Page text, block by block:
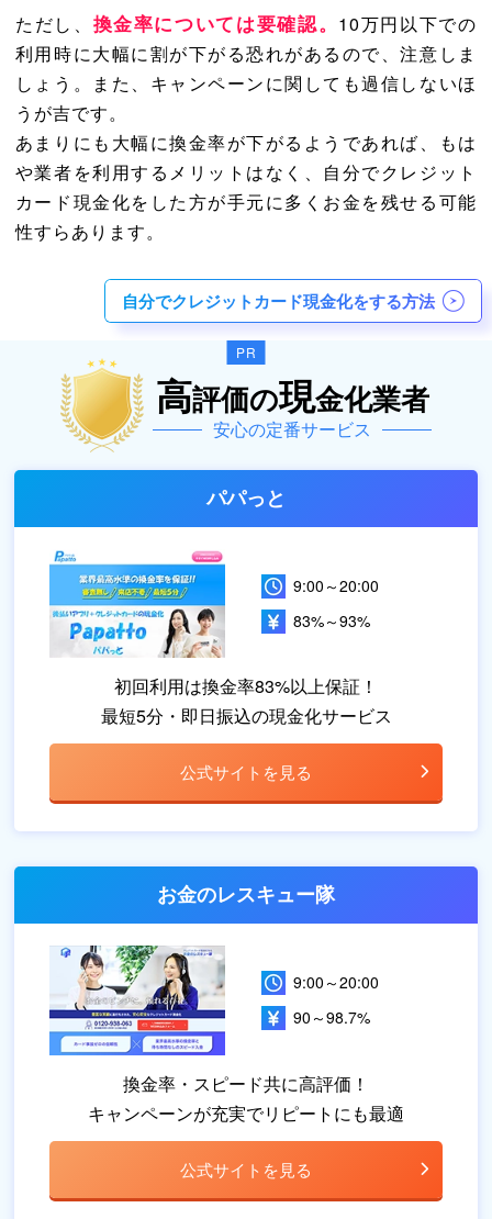
ただし、 換金率については要確認。 10万円以下での
利用時に大幅に割が下がる恐れがあるので、注意しま
しょう。また、キャンペーンに関しても過信しないほ
うが吉です。
あまりにも大幅に換金率が下がるようであれば、もは
や業者を利用するメリットはなく、自分でクレジット
カード現金化をした方が手元に多くお金を残せる可能
性すらあります。
自分でクレジットカード現金化をする方法
高評価の現金化業者
安心の定番サービス
パパっと
初回利用は換金率83%以上保証！
最短5分・即日振込の現金化サービス
9:00～20:00
83%～93%
公式サイトを見る
お金のレスキュー隊
換金率・スピード共に高評価！
キャンペーンが充実でリピートにも最適
9:00～20:00
90～98.7%
公式サイトを見る